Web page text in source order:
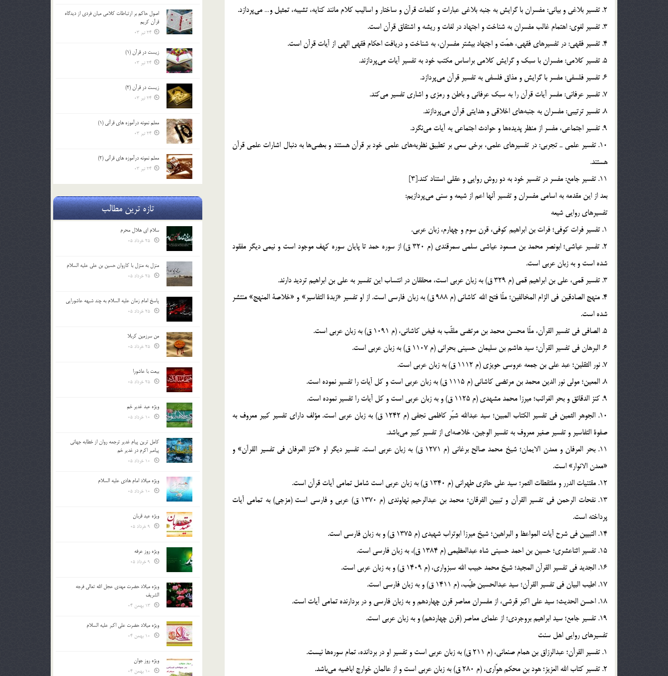
2. تفسير بلاغي و بياني: مفسران با گرايش به جنبه بلاغي عبارات و كلمات قرآن و ساختار و اساليب كلام مانند كنايه، تشيبه، تمثيل و… مي‎پردازد.
3. تفسير لغوي: اهتمام غالب مفسران به شناخت و اجتهاد در لغات و ريشه و اشتقاق قرآن است.
4. تفسير فقهي: در تفسيرهاي فقهي، همّت و اجتهاد بيشتر مفسران، به شناخت و دريافت احكام فقهي الهي از آيات قرآن است.
5. تفسير كلامي: مفسران با سبك و گرايش كلامي براساس مكتب خود به تفسير آيات مي‎پردازند.
6. تفسير فلسفي: مفسر با گرايش و مذاق فلسفي به تفسير قرآن مي‎پردازد.
7. تفسير عرفاني: مفسر آيات قرآن را به سبك عرفاني و باطن و رمزي و اشاري تفسير مي‎كند.
8. تفسير ترتيبي: مفسران به جنبه‎هاي اخلاقي و هدايتي قرآن مي‎پردازند.
9. تفسير اجتماعي، مفسر از منظر پديده‎ها و حوادث اجتماعي به آيات مي‎نگرد.
10. تفسير علمي ـ تجربي: در تفسير‎هاي علمي، برخي سعي بر تطبيق نظريه‎هاي علمي خود بر قرآن هستند و بعضي‎ها به دنبال اشارات علمي قرآن
هستند.
11. تفسير جامع: مفسر در تفسير خود به دو روش روايي و عقلي استناد كند.[3]
بعد از اين مقدمه به اسامي مفسران و تفسير آنها اعم از شيعه و سني مي‎پردازيم:
تفسيرهاي روايي شيعه
1. تفسير فرات كوفي؛ فرات بن ابراهيم كوفي، قرن سوم و چهارم، زبان عربي.
2. تفسير عياشي؛ ابونصر محمد بن مسعود عياشي سلمي سمرقندي (م 320 ق) از سوره حمد تا پايان سوره كهف موجود است و نيمي ديگر مفقود
شده است و به زبان عربي است.
3. تفسير قمي، علي بن ابراهيم قمي (م 329 ق) به زبان عربي است، محققان در انتساب اين تفسير به علي بن ابراهيم ترديد دارند.
4. منهج الصادقين في الزام المخالفين؛ ملّا فتح الله كاشاني (م 988 ق) به زبان فارسي است. از او تفسير «زبدة التفاسير» و «خلاصة المنهج» منتشر
شده است.
5. الصافي في تفسير القرآن، ملّا محسن محمد بن مرتضي ملقّب به فيض كاشاني، (م 1091 ق) به زبان عربي است.
6. البرهان في تفسير القرآن؛ سيد هاشم بن سليمان حسيني بحراني (م 1107 ق) به زبان عربي است.
7. نور الثقلين؛ عبد علي بن جمعه عروسي حويزي (م 1112 ق) به زبان عربي است.
8. المعين؛ مولي نور الدين محمد بن مرتضي كاشاني (م 1115 ق) به زبان عربي است و كل آيات را تفسير نموده است.
9. كنز الدقائق و بحر الغرائب؛ ميرزا محمد مشهدي (م 1125 ق) و به زبان عربي است و كل آيات را تفسير نموده است.
10. الجوهر الثمين في تفسير الكتاب المبين؛ سيد عبدالله شبّر كاظمي نجفي (م 1242 ق) به زبان عربي است. مؤلف داراي تفسير كبير معروف به
صفوة التفاسير و تفسير صغير معروف به تفسير الوجين، خلاصه‎اي از تفسير كبير مي‎باشد.
11. بحر العرفان و معدن الايمان؛ شيخ محمد صالح برغاني (م 1271 ق) به زبان عربي است. تفسير ديگر او «كنز العرفان في تفسير القرآن» و
«معدن الانوار» است.
12. مقتنيات الدرر و ملتقطات الثمر؛ سيد علي حائري طهراني (م 1340 ق) به زبان عربي است شامل تمامي آيات قرآن است.
13. نفحات الرحمن في تفسير القرآن و تبيين الفرقان؛ محمد بن عبدالرحيم نهاوندي (م 1370 ق) عربي و فارسي است (مزجي) به تمامي آيات
پرداخته است.
14. التبيين في شرح آيات المواعظ و البراهين؛ شيخ ميرزا ابوتراب شهيدي (م 1375 ق) و به زبان فارسي است.
15. تفسير اثناعشري؛ حسين بن احمد حسيني شاه عبدالعظيمي (م 1384 ق)، به زبان فارسي است.
16. الجديد في تفسير القرآن المجيد؛ شيخ محمد حبيب الله سبزواري، (م 1409 ق) و به زبان عربي است.
17. اطيب البيان في تفسير القرآن؛ سيد عبدالحسين طيّب، (م 1411 ق) و به زبان فارسي است.
18. احسن الحديث؛ سيد علي اكبر قرشي، از مفسران معاصر قرن چهاردهم و به زبان فارسي و در بردارنده تمامي آيات است.
19. تفسير جامع؛ سيد ابراهيم بروجردي؛ از علماي معاصر (قرن چهاردهم) و به زبان عربي است.
تفسيرهاي روايي اهل سنت
1. تفسير القرآن؛ عبدالرزاق بن همام صنعاني، (م 211 ق) به زبان عربي است و تفسير او در بردانده، تمام سوره‎ها نيست.
2. تفسير كتاب الله العزيز؛ هود بن محكم هوّاري، (م 280 ق) به زبان عربي است و از عالمان خوارج اباضيه مي‎باشد.
اصول حاكم بر ارتباطات كلامى ميان فردى از ديدگاه
قرآن كريم
24 تیر 03
زیست در قرآن (1)
24 تیر 03
زیست در قرآن (2)
24 تیر 03
معلم نمونه درآموزه هاي قرآني (1)
24 تیر 03
معلم نمونه درآموزه هاي قرآني (2)
24 تیر 03
تازه ترین مطالب
سلام ای هلال محرم
منزل به منزل با کاروان حسین بن علی علیه السلام
پاسخ امام زمان علیه السلام به چند شبهه عاشورایی
من سرزمین کربلا
بیعت با عاشورا
ویژه عید غدیر خم
کامل ترین پیام غدیر ترجمه روان از خطابه جهانی
پیامبر اکرم در غدیر خم
ویژه میلاد امام هادی علیه السلام
ویژه عید قربان
ویژه روز عرفه
ویژه میلاد حضرت مهدی عجل الله تعالی فرجه
الشريف
ویژه میلاد حضرت علی اکبر علیه السلام
ویژه روز جوان